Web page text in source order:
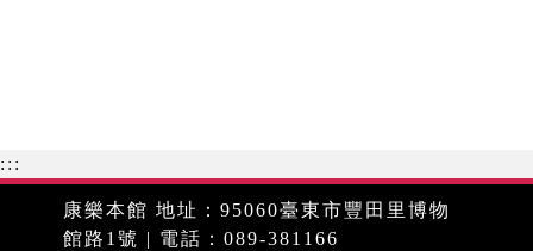
:::
康樂本館 地址：95060臺東市豐田里博物
館路1號 | 電話：089-381166